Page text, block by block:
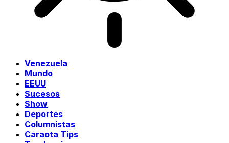
Venezuela
Mundo
EEUU
Sucesos
Show
Deportes
Columnistas
Caraota Tips